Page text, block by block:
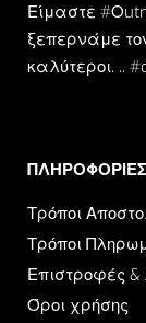
Είμαστε
ξεπερνάμε
καλύτεροι. ..
ΠΛΗΡΟΦΟΡΙΕΣ​
Τρόποι
Τρόποι
Επιστροφές
Όροι χρήσης